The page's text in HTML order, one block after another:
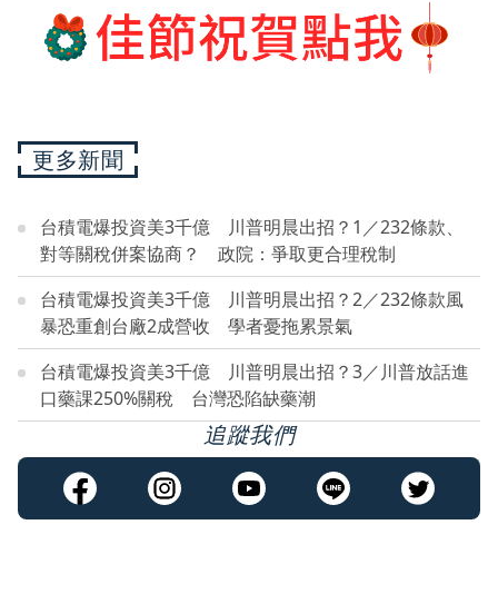
更多新聞
台積電爆投資美3千億 川普明晨出招？1／232條款、
對等關稅併案協商？ 政院：爭取更合理稅制
台積電爆投資美3千億 川普明晨出招？2／232條款風
暴恐重創台廠2成營收 學者憂拖累景氣
台積電爆投資美3千億 川普明晨出招？3／川普放話進
口藥課250%關稅 台灣恐陷缺藥潮
追蹤我們